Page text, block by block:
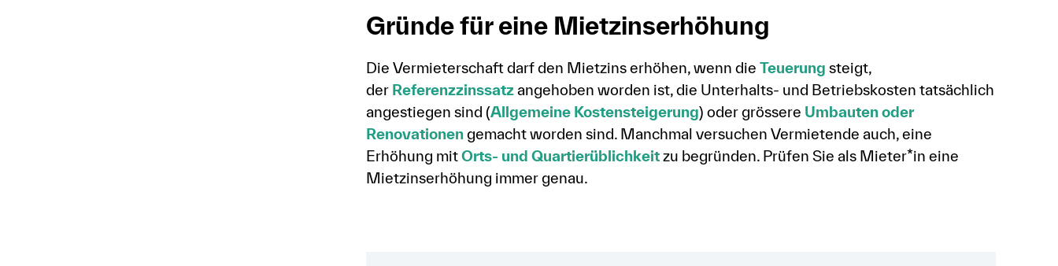
Gründe für eine Mietzinserhöhung
Die Vermieterschaft darf den Mietzins erhöhen, wenn die Teuerung steigt,
der Referenzzinssatzangehoben worden ist, die Unterhalts- und Betriebskosten tatsächlich
angestiegen sind (Allgemeine Kostensteigerung) oder grössere Umbauten oder
Renovationengemacht worden sind. Manchmal versuchen Vermietende auch, eine
Erhöhung mitOrts- und Quartierüblichkeitzu begründen. Prüfen Sie als Mieter*in eine
Mietzinserhöhung immer genau.